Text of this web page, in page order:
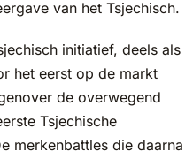
van het Tsjechisch.
initiatief, deels als
het eerst op de markt
de overwegend
Tsjechische
merkenbattles die daarna